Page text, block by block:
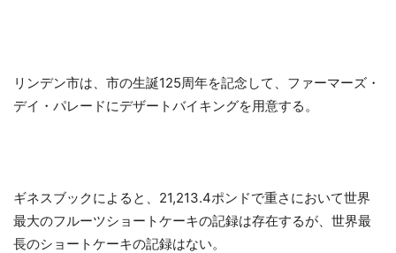
リンデン市は、市の生誕125周年を記念して、ファーマーズ・
デイ・パレードにデザートバイキングを用意する。
ギネスブックによると、21,213.4ポンドで重さにおいて世界
最大のフルーツショートケーキの記録は存在するが、世界最
長のショートケーキの記録はない。